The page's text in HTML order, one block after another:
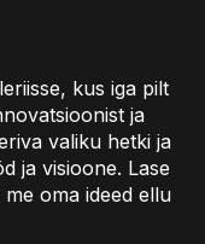
kus iga pilt
ja
valiku hetki ja
ja visioone. Lase
oma ideed ellu